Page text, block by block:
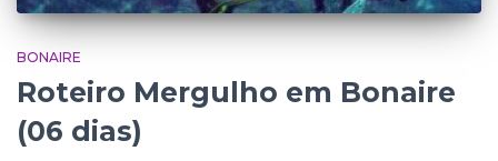
BONAIRE
Roteiro Mergulho em Bonaire
(06 dias)